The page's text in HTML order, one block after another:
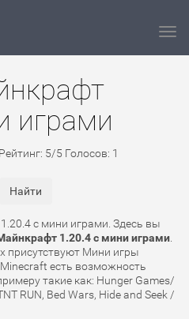
играми
Рейтинг: 5/5 Голосов: 1
с мини играми. Здесь вы
1.20.4 с мини играми
присутствуют Мини игры
Minecraft есть возможность
такие как: Hunger Games/
RUN, Bed Wars, Hide and Seek /